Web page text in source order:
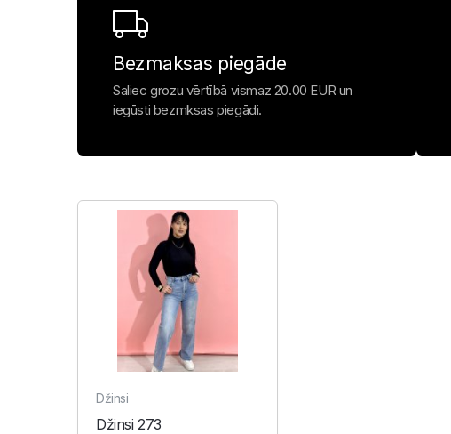
Bezmaksas piegāde
Saliec grozu vērtībā vismaz 20.00 EUR un
iegūsti bezmksas piegādi.
Džinsi
Džinsi 273